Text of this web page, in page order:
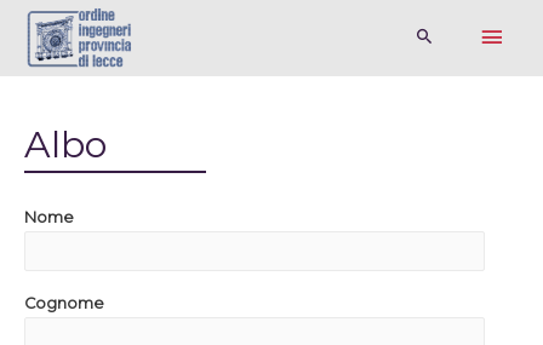
Albo
Nome
Cognome